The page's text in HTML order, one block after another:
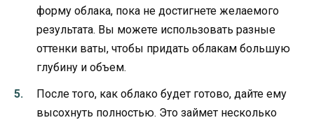
форму облака, пока не достигнете желаемого
результата. Вы можете использовать разные
оттенки ваты, чтобы придать облакам большую
глубину и объем.
После того, как облако будет готово, дайте ему
высохнуть полностью. Это займет несколько